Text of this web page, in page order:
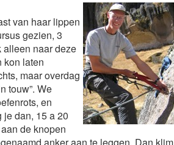
van haar lippen
gezien, 3
alleen naar deze
kon laten
maar overdag
touw”. We
en
dan, 15 a 20
de knopen
anker aan te leggen. Dan klim